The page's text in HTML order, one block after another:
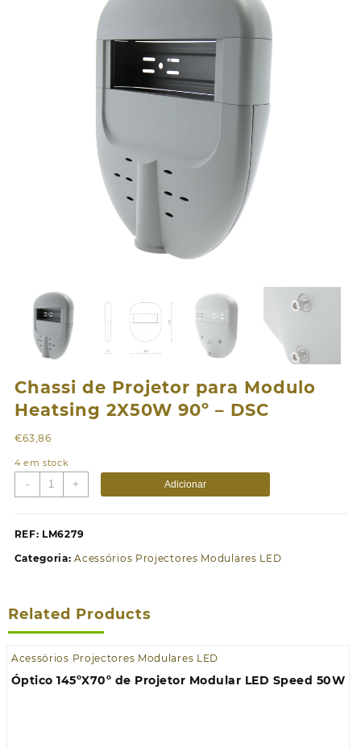
Chassi de Projetor para Modulo
Heatsing 2X50W 90º – DSC
€63,86
4 em stock
-
Quantidade
de
de
para
2X50W
90º
DSC
+ Adicionar
REF: LM6279
Categoria:Acessórios Projectores Modulares LED
Related Products
Acessórios Projectores Modulares LED
Óptico 145ºX70º de Projetor Modular LED Speed 50W